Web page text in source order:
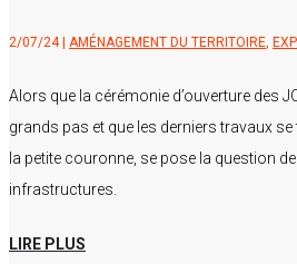
2/07/24| AMÉNAGEMENT DU TERRITOIRE,
Alors que la cérémonie d’ouverture des
grands pas et que les derniers travaux
la petite couronne, se pose la question de
infrastructures.
LIRE PLUS